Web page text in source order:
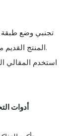
المنتج القديم مع المنتج الأحدث وتخفي الطعام منتهي الصلاحية.
5. أدوات